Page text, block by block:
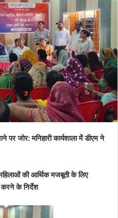
पर जोर: मनिहारी कार्यशाला में डीएम ने
की आर्थिक मजबूती के लिए
के निर्देश